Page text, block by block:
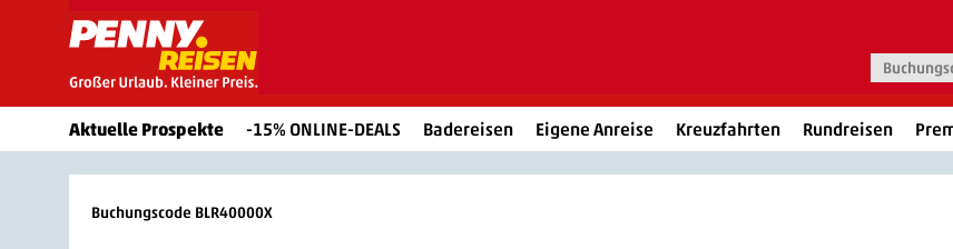
Aktuelle Prospekte -15% ONLINE-DEALS Badereisen Eigene Anreise Kreuzfahrten Rundreisen
Buchungscode BLR40000X